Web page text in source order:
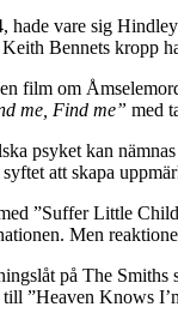
vare sig
Bennets kropp
film om
me, Find me” med
psyket kan
att skapa
”Suffer Little
Men
på The
”Heaven Knows